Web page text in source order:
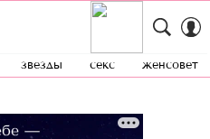
звезды секс женсовет